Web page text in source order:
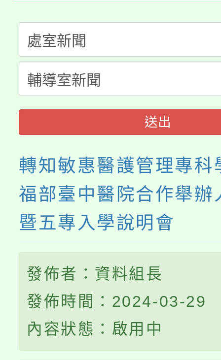
生本土語及新住民語歌
代理(課)教師甄選結果(
公告本校115學年度第
代理(課)教師甄選結果(
轉知中國文化大學推廣
《TA101》溝通分析基
程，歡迎學生輔導中心
系所師生報名參加。
送出
轉知敏惠醫護管理專科
福部臺中醫院合作舉辦
暨五專入學說明會
發佈者：資料組長
發佈時間：2024-03-29
內容狀態：啟用中